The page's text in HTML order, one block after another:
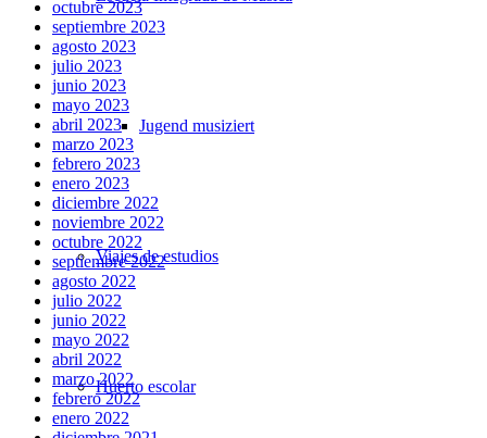
Jugend musiziert
Viajes de estudios
Huerto escolar
octubre 2023
septiembre 2023
agosto 2023
julio 2023
junio 2023
mayo 2023
abril 2023
marzo 2023
febrero 2023
enero 2023
diciembre 2022
noviembre 2022
octubre 2022
septiembre 2022
agosto 2022
julio 2022
junio 2022
mayo 2022
abril 2022
marzo 2022
febrero 2022
enero 2022